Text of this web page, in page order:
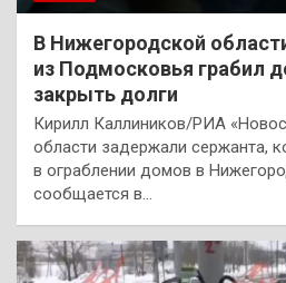
В Нижегородской
из Подмосковья грабил
закрыть долги
Кирилл Каллиников/РИА
области задержали сержанта,
в ограблении домов в
сообщается в…